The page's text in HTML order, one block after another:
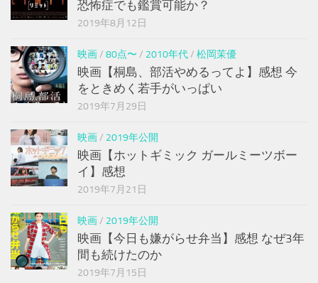
恐怖症でも鑑賞可能か？
2019年8月12日
映画/ 80点〜 / 2010年代/ 松岡茉優
映画【桐島、部活やめるってよ】感想 今
をときめく若手がいっぱい
2019年7月29日
映画/ 2019年公開
映画【ホットギミック ガールミーツボー
イ】感想
2019年7月21日
映画/ 2019年公開
映画【今日も嫌がらせ弁当】感想 なぜ3年
間も続けたのか
2019年7月15日